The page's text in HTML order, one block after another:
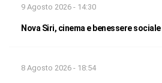
9 Agosto 2026 - 14:30
Nova Siri, cinema e benessere sociale
8 Agosto 2026 - 18:54